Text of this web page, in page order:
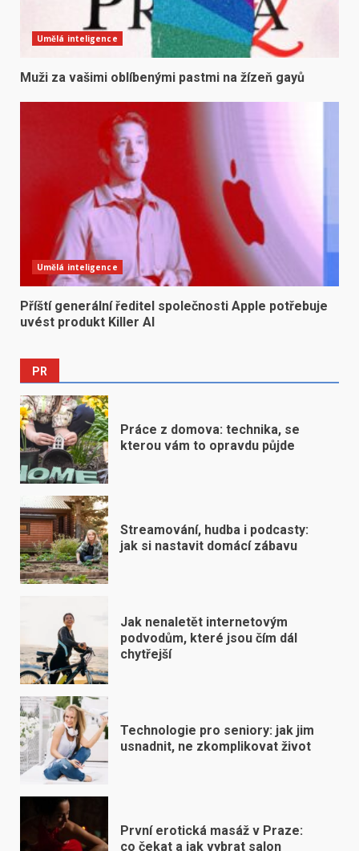
Umělá inteligence
Muži za vašimi oblíbenými pastmi na žízeň gayů
Umělá inteligence
Příští generální ředitel společnosti Apple potřebuje
uvést produkt Killer AI
PR
Práce z domova: technika, se
kterou vám to opravdu půjde
Streamování, hudba i podcasty:
jak si nastavit domácí zábavu
Jak nenaletět internetovým
podvodům, které jsou čím dál
chytřejší
Technologie pro seniory: jak jim
usnadnit, ne zkomplikovat život
První erotická masáž v Praze:
co čekat a jak vybrat salon